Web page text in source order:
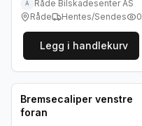
A
Råde Bilskadesenter AS
Råde
Hentes/Sendes 0
Legg i handlekurv
Brukt - som ny
Bedrift
Bremsecaliper venstre
foran